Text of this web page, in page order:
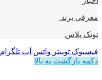
معرفی برند
نوتک پلاس
فیسبوک توییتر واتس آپ تلگرام
دکمه بازگشت به بالا